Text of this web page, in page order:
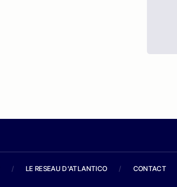
/ LE RESEAU D'ATLANTICO / CONTACT